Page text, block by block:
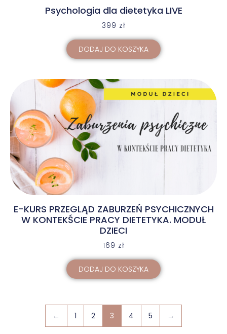
Psychologia dla dietetyka LIVE
399 zł
DODAJ DO KOSZYKA
E-KURS PRZEGLĄD ZABURZEŃ PSYCHICZNYCH
W KONTEKŚCIE PRACY DIETETYKA. MODUŁ
DZIECI
169 zł
DODAJ DO KOSZYKA
← 1 2 3 4 5 →